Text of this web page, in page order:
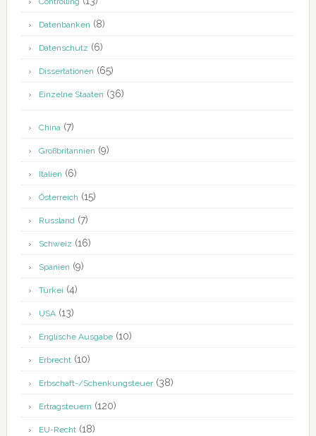
Datenbanken (8)
Datenschutz (6)
Dissertationen (65)
Einzelne Staaten (36)
China(7)
Großbritannien (9)
Italien (6)
Österreich (15)
Russland(7)
Schweiz (16)
Spanien (9)
Türkei (4)
USA(13)
Englische Ausgabe(10)
Erbrecht(10)
Erbschaft-/Schenkungsteuer(38)
Ertragsteuern (120)
EU-Recht(18)